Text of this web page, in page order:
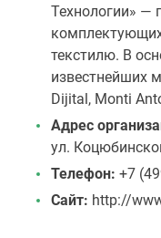
Технологии» —
текстилю. В
известнейших
Dijital, Monti
Адрес
ул.
Телефон: +7
Сайт: http://